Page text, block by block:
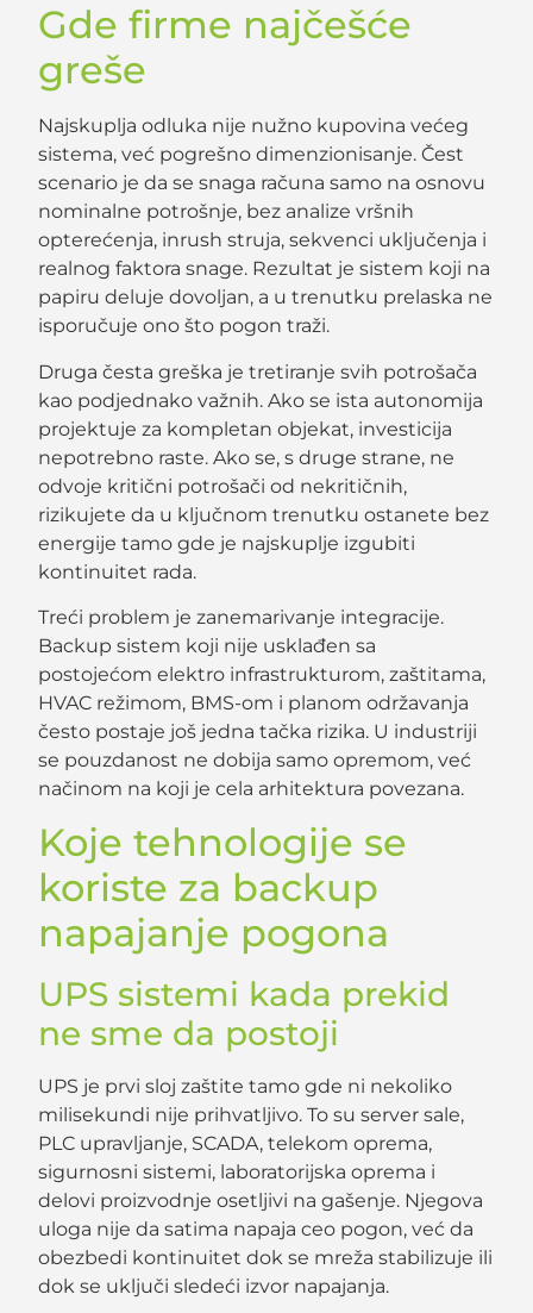
Gde firme najčešće
greše
Najskuplja odluka nije nužno kupovina većeg
sistema, već pogrešno dimenzionisanje. Čest
scenario je da se snaga računa samo na osnovu
nominalne potrošnje, bez analize vršnih
opterećenja, inrush struja, sekvenci uključenja i
realnog faktora snage. Rezultat je sistem koji na
papiru deluje dovoljan, a u trenutku prelaska ne
isporučuje ono što pogon traži.
Druga česta greška je tretiranje svih potrošača
kao podjednako važnih. Ako se ista autonomija
projektuje za kompletan objekat, investicija
nepotrebno raste. Ako se, s druge strane, ne
odvoje kritični potrošači od nekritičnih,
rizikujete da u ključnom trenutku ostanete bez
energije tamo gde je najskuplje izgubiti
kontinuitet rada.
Treći problem je zanemarivanje integracije.
Backup sistem koji nije usklađen sa
postojećom elektro infrastrukturom, zaštitama,
HVAC režimom, BMS-om i planom održavanja
često postaje još jedna tačka rizika. U industriji
se pouzdanost ne dobija samo opremom, već
načinom na koji je cela arhitektura povezana.
Koje tehnologije se
koriste za backup
napajanje pogona
UPS sistemi kada prekid
ne sme da postoji
UPS je prvi sloj zaštite tamo gde ni nekoliko
milisekundi nije prihvatljivo. To su server sale,
PLC upravljanje, SCADA, telekom oprema,
sigurnosni sistemi, laboratorijska oprema i
delovi proizvodnje osetljivi na gašenje. Njegova
uloga nije da satima napaja ceo pogon, već da
obezbedi kontinuitet dok se mreža stabilizuje ili
dok se uključi sledeći izvor napajanja.